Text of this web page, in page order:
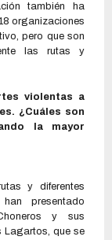
también ha
organizaciones
pero que son
las rutas y
violentas a
¿Cuáles son
la mayor
y diferentes
presentado
y sus
Lagartos, que se